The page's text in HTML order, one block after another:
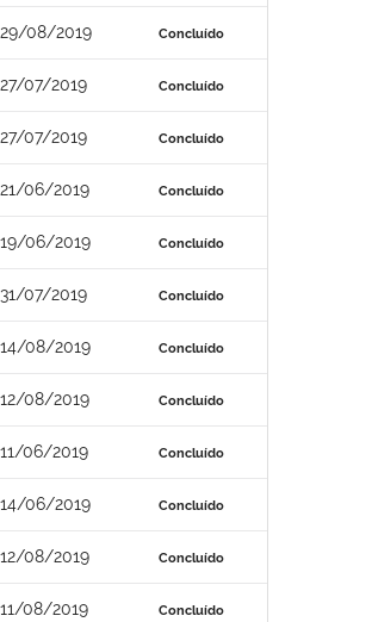
29/08/2019 Concluído
27/07/2019 Concluído
27/07/2019 Concluído
21/06/2019 Concluído
19/06/2019 Concluído
31/07/2019 Concluído
14/08/2019 Concluído
12/08/2019 Concluído
11/06/2019 Concluído
14/06/2019 Concluído
12/08/2019 Concluído
11/08/2019 Concluído